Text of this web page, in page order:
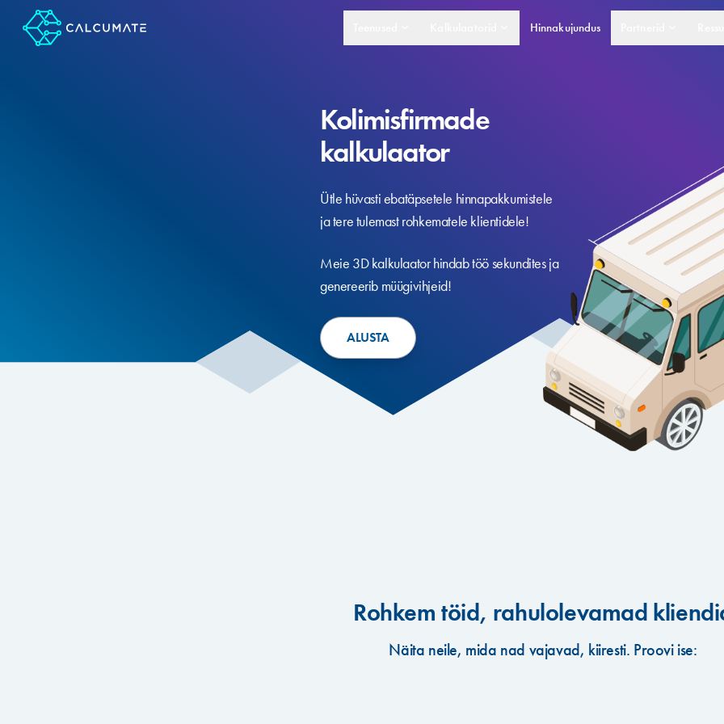
Hinnakujundus
Kolimisfirmade
kalkulaator
Ütle hüvasti ebatäpsetele hinnapakkumistele
ja tere tulemast rohkematele klientidele!
Meie 3D kalkulaator hindab töö sekundites ja
genereerib müügivihjeid!
ALUSTA
Rohkem töid, rahulolev­amad
Näita neile, mida nad vajavad, kiiresti. Proovi ise: